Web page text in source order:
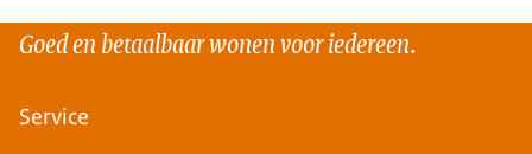
Goed en betaalbaar wonen voor iedereen.
Service